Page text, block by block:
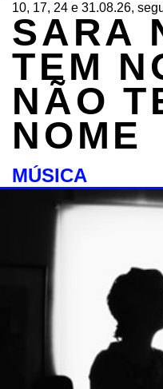
10, 17, 24 e 31.08.26,
SARA
TEM
NÃO
NOME
MÚSICA